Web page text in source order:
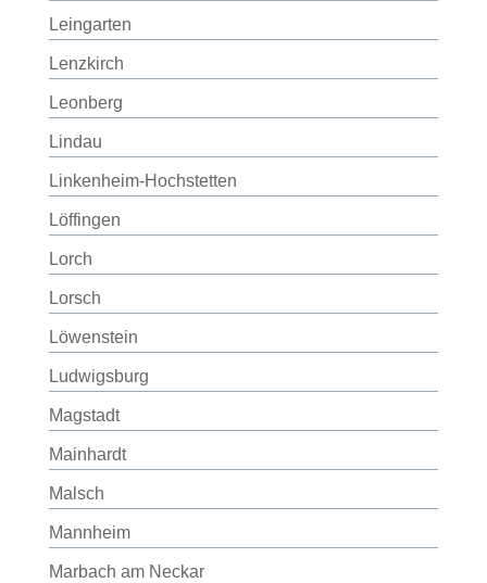
Leingarten
Lenzkirch
Leonberg
Lindau
Linkenheim-Hochstetten
Löffingen
Lorch
Lorsch
Löwenstein
Ludwigsburg
Magstadt
Mainhardt
Malsch
Mannheim
Marbach am Neckar